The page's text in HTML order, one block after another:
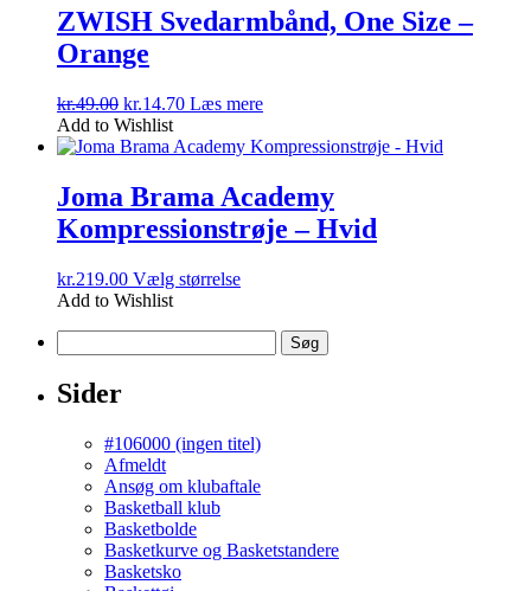
varianter.
Mulighederne
på
varesiden
ZWISH Svedarmbånd, One Size –
Orange
kr.49.00 Den
oprindelige
pris
kr.49.00.
kr.14.70Den
pris
kr.14.70.
Læs mere
Add to Wishlist
Joma Brama Academy
Kompressionstrøje – Hvid
kr.219.00 Vælg størrelseDette
på
Add to Wishlist
efter:
Sider
#106000 (ingen titel)
Afmeldt
Ansøg om klubaftale
Basketball klub
Basketbolde
Basketkurve og Basketstandere
Basketsko